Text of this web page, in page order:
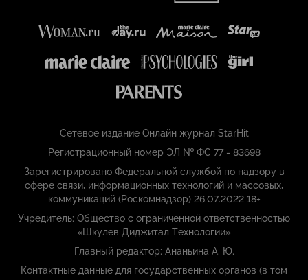
Сетевое издание Онлайн журнал StarHit
Регистрационный номер ЭЛ № ФС 77 - 83698
Зарегистрировано Федеральной службой по надзору в
сфере связи, информационных технологий и массовых,
коммуникаций (Роскомнадзор) 26.07.2022 18+
Учредитель: Общество с ограниченной ответственностью
«Шкулёв Диджитал Технологии»
Главный редактор: Ананьина А. Ю.
Контактные данные для государственных органов (в том